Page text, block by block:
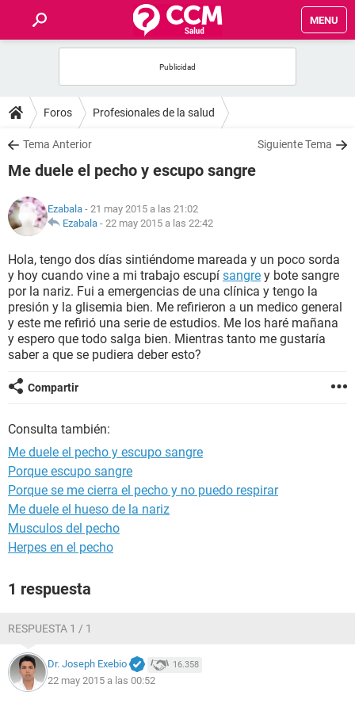
MENU
FOROS
SALUD
NUTRICIÓN
BIENESTAR
SEXUALIDAD
GLOSARIO
Foros Profesionales de la salud
Tema Anterior Siguiente Tema
Me duele el pecho y escupo sangre
Ezabala - 21 may 2015 a las 21:02
Ezabala - 22 may 2015 a las 22:42
Hola, tengo dos días sintiéndome mareada y un poco sorda
y hoy cuando vine a mi trabajo escupí sangre y bote sangre
por la nariz. Fui a emergencias de una clínica y tengo la
presión y la glisemia bien. Me refirieron a un medico general
y este me refirió una serie de estudios. Me los haré mañana
y espero que todo salga bien. Mientras tanto me gustaría
saber a que se pudiera deber esto?
Compartir
Consulta también:
Me duele el pecho y escupo sangre
Porque escupo sangre
Porque se me cierra el pecho y no puedo respirar
Me duele el hueso de la nariz
Musculos del pecho
Herpes en el pecho
1 respuesta
RESPUESTA 1 / 1
Dr. Joseph Exebio 16.358
22 may 2015 a las 00:52